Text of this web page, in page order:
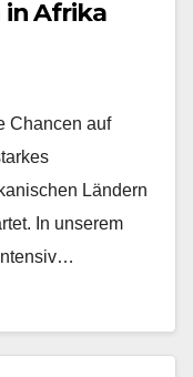
in Afrika
Chancen auf
Ländern
In unserem